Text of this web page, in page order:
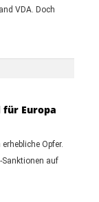
VDA. Doch
für Europa
Opfer.
auf